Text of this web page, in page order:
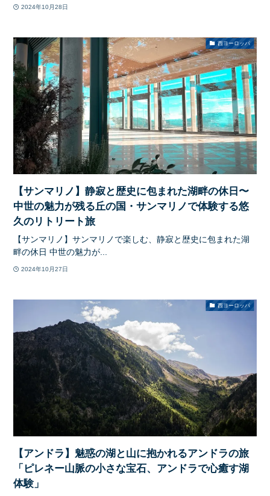
2024年10月28日
西ヨーロッパ
【サンマリノ】静寂と歴史に包まれた湖畔の休日〜
中世の魅力が残る丘の国・サンマリノで体験する悠
久のリトリート旅
【サンマリノ】サンマリノで楽しむ、静寂と歴史に包まれた湖
畔の休日 中世の魅力が...
2024年10月27日
西ヨーロッパ
【アンドラ】魅惑の湖と山に抱かれるアンドラの旅
「ピレネー山脈の小さな宝石、アンドラで心癒す湖
体験」